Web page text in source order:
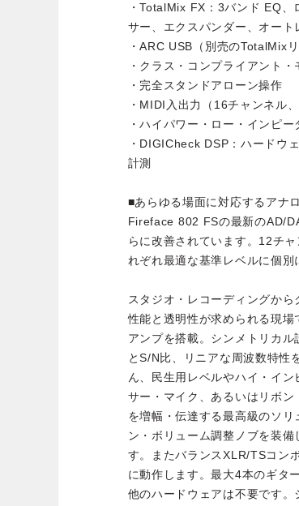
・TotalMix FX：3バンド EQ
サー、エクスパンダー、オート
・ARC USB（別売のTotalMix
・クラス・コンプライアント
・完全スタンドアローン操作
・MIDI入出力（16チャンネル
・ハイパワー・ロー・インピ
・DIGICheck DSP：ハードウ
計測
■あらゆる場面に対応するアナ
Fireface 802 FSの最新のAD/
らに改善されています。12チ
れぞれ最適な基準レベルに個別
スタジオ・レコーディングか
性能と透明性が求められる現
アンプを搭載。シンメトリカ
とS/N比、リニアな周波数特性
ん、民生用レベルやハイ・イ
サー・マイク、あるいはリボ
を増幅・伝達する最高級のソ
ン・ボリューム調整ノブを装
す。またバランスXLR/TSコン
に動作します。最大4本のギタ
他のハードウェアは不要です